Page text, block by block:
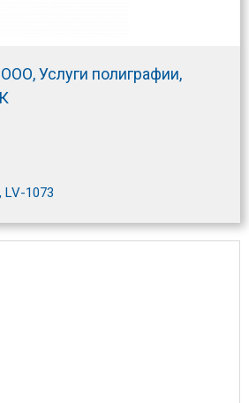
Услуги полиграфии,
LV-1073